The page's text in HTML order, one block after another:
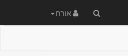
חיפוש
באתר
אורח